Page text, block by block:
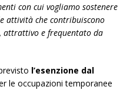
con cui vogliamo sostenere
attività che contribuiscono
attrattivo e frequentato da
l’esenzione dal
le occupazioni temporanee